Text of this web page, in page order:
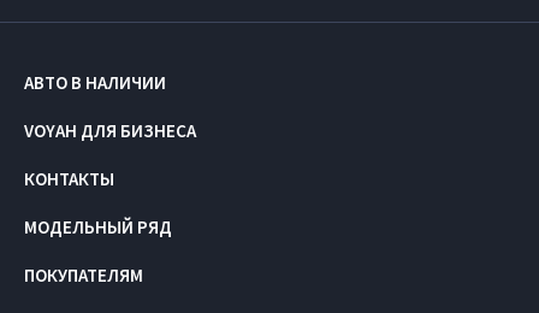
АВТО В НАЛИЧИИ
VOYAH ДЛЯ БИЗНЕСА
КОНТАКТЫ
МОДЕЛЬНЫЙ РЯД
ПОКУПАТЕЛЯМ